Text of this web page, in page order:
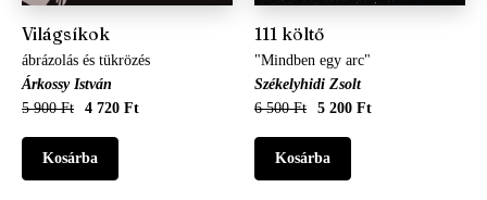
Világsíkok
ábrázolás és tükrözés
Árkossy István
5 900 Ft
4 720 Ft
111 költő
"Mindben egy arc"
Székelyhidi Zsolt
6 500 Ft
5 200 Ft